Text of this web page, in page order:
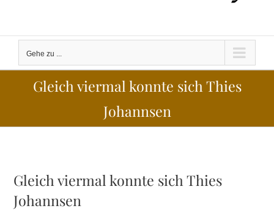
Gehe zu ...
Gleich viermal konnte sich Thies
Johannsen
Gleich viermal konnte sich Thies
Johannsen